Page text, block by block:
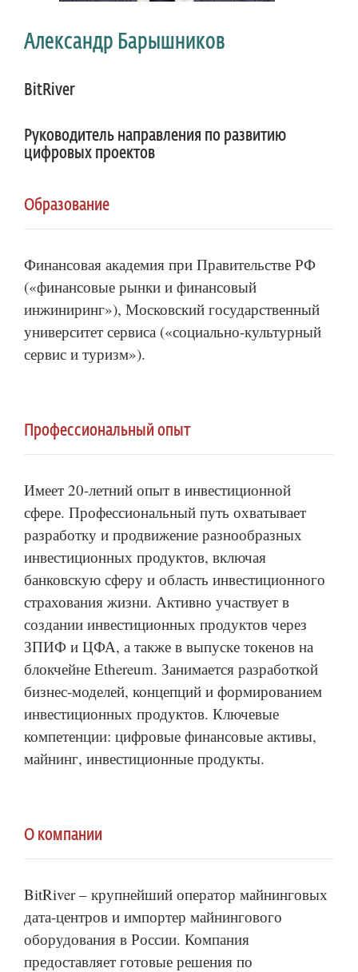
Александр Барышников
BitRiver
Руководитель направления по развитию
цифровых проектов
Образование
Финансовая академия при Правительстве РФ
(«финансовые рынки и финансовый
инжиниринг»), Московский государственный
университет сервиса («социально-культурный
сервис и туризм»).
Профессиональный опыт
Имеет 20-летний опыт в инвестиционной
сфере. Профессиональный путь охватывает
разработку и продвижение разнообразных
инвестиционных продуктов, включая
банковскую сферу и область инвестиционного
страхования жизни. Активно участвует в
создании инвестиционных продуктов через
ЗПИФ и ЦФА, а также в выпуске токенов на
блокчейне Ethereum. Занимается разработкой
бизнес-моделей, концепций и формированием
инвестиционных продуктов. Ключевые
компетенции: цифровые финансовые активы,
майнинг, инвестиционные продукты.
О компании
BitRiver – крупнейший оператор майнинговых
дата-центров и импортер майнингового
оборудования в России. Компания
предоставляет готовые решения по